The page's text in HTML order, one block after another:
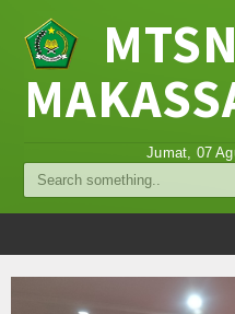
Struktur Organisasi
Visi Misi Madrasah
Jumat, 07